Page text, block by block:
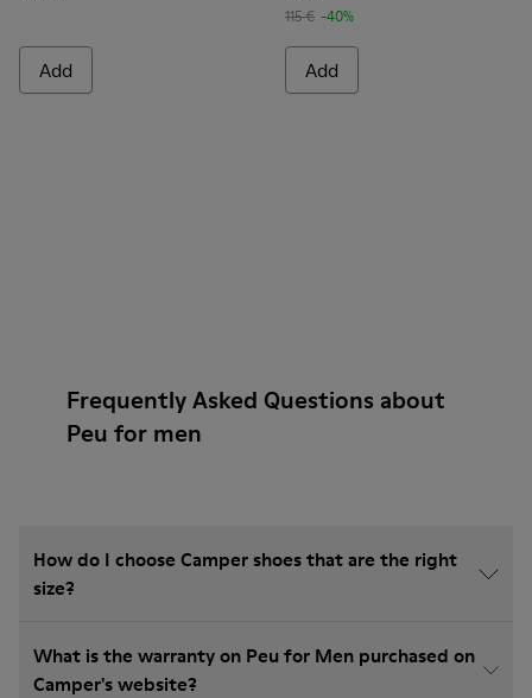
Add
115 € -40%
Add
Frequently Asked Questions about
Peu for men
How do I choose Camper shoes that are the right
size?
What is the warranty on Peu for Men purchased on
Camper's website?